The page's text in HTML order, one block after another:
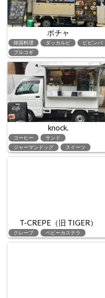
ポチャ
韓国料理 ダッカルビ
ビビンパ
プルコギ
knock.
コーヒー
サンド
ジャーマンドッグ
スイーツ
T-CREPE（旧 TIGER）
クレープ ベビーカステラ